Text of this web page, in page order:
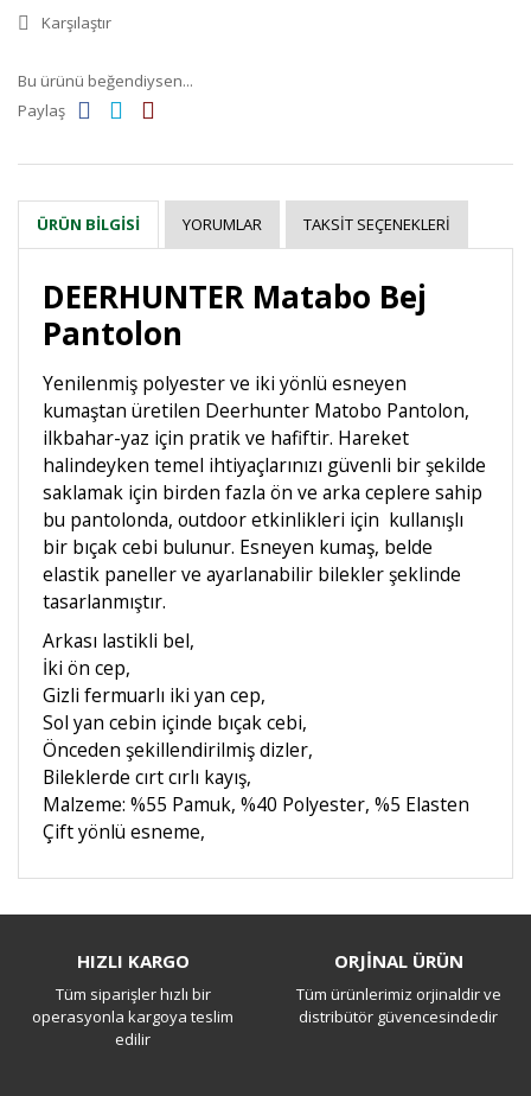
Karşılaştır
Bu ürünü beğendiysen...
Paylaş
ÜRÜN BILGISI YORUMLAR TAKSIT SEÇENEKLERI
DEERHUNTER Matabo Bej
Pantolon
Yenilenmiş polyester ve iki yönlü esneyen
kumaştan üretilen Deerhunter Matobo Pantolon,
ilkbahar-yaz için pratik ve hafiftir. Hareket
halindeyken temel ihtiyaçlarınızı güvenli bir şekilde
saklamak için birden fazla ön ve arka ceplere sahip
bu pantolonda, outdoor etkinlikleri için kullanışlı
bir bıçak cebi bulunur. Esneyen kumaş, belde
elastik paneller ve ayarlanabilir bilekler şeklinde
tasarlanmıştır.
Arkası lastikli bel,
İki ön cep,
Gizli fermuarlı iki yan cep,
Sol yan cebin içinde bıçak cebi,
Önceden şekillendirilmiş dizler,
Bileklerde cırt cırlı kayış,
Malzeme: %55 Pamuk, %40 Polyester, %5 Elasten
Çift yönlü esneme,
Yorum Yaz
HIZLI KARGO
Tüm siparişler hızlı bir
operasyonla kargoya teslim
edilir
ORJİNAL ÜRÜN
Tüm ürünlerimiz orjinaldir ve
distribütör güvencesindedir